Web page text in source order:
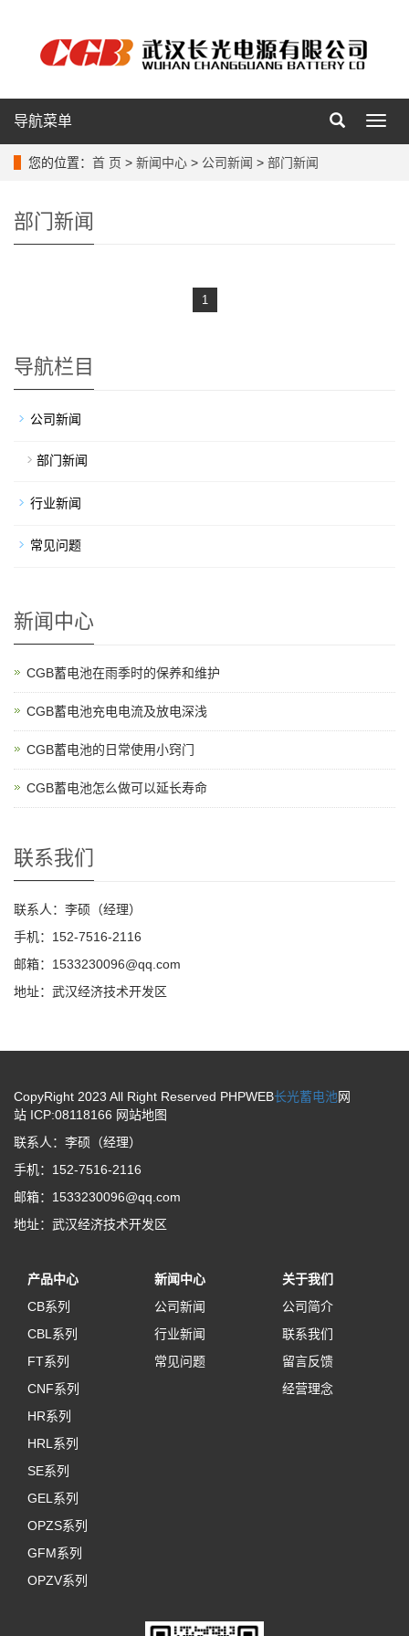
导
导航菜单
您的位置： 首 页 > 新闻中心 > 公司新闻 > 部门新闻
部门新闻
1
导航栏目
公司新闻
部门新闻
行业新闻
常见问题
新闻中心
CGB蓄电池在雨季时的保养和维护
CGB蓄电池充电电流及放电深浅
CGB蓄电池的日常使用小窍门
CGB蓄电池怎么做可以延长寿命
联系我们
联系人：李硕（经理）
手机：152-7516-2116
邮箱：1533230096@qq.com
地址：武汉经济技术开发区
CopyRight 2023 All Right Reserved PHPWEB长光蓄电池网
站 ICP:08118166 网站地图
联系人：李硕（经理）
手机：152-7516-2116
邮箱：1533230096@qq.com
地址：武汉经济技术开发区
产品中心
CB系列
CBL系列
FT系列
CNF系列
HR系列
HRL系列
SE系列
GEL系列
OPZS系列
GFM系列
OPZV系列
新闻中心
公司新闻
行业新闻
常见问题
关于我们
公司简介
联系我们
留言反馈
经营理念